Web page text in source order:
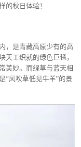
的秋日体验！
，是青藏高原少有的高
天工织就的绿色巨毯，
美妙。而绿草与蓝天相
“风吹草低见牛羊”的景